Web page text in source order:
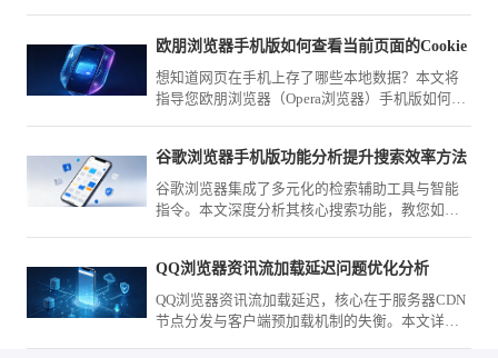
欧朋浏览器手机版如何查看当前页面的Cookie
想知道网页在手机上存了哪些本地数据？本文将
指导您欧朋浏览器（Opera浏览器）手机版如何深
谷歌浏览器手机版功能分析提升搜索效率方法
谷歌浏览器集成了多元化的检索辅助工具与智能
指令。本文深度分析其核心搜索功能，教您如何
QQ浏览器资讯流加载延迟问题优化分析
QQ浏览器资讯流加载延迟，核心在于服务器CDN
节点分发与客户端预加载机制的失衡。本文详细